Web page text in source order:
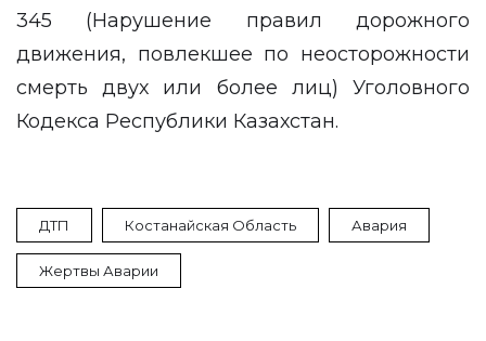
345 (Нарушение правил дорожного
движения, повлекшее по неосторожности
смерть двух или более лиц) Уголовного
Кодекса Республики Казахстан.
ДТП Костанайская Область Авария
Жертвы Аварии